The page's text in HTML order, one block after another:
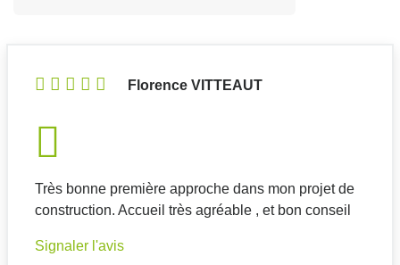
Florence VITTEAUT
Très bonne première approche dans mon projet de
construction. Accueil très agréable , et bon conseil
Signaler l'avis